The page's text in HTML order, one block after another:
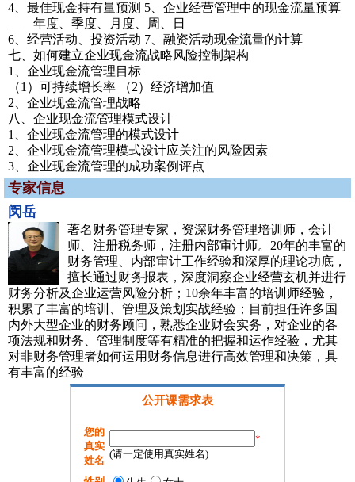
4、最佳现金持有量预测 5、企业经营管理中的现金流量预算
——年度、季度、月度、周、日
6、经营活动、投资活动 7、融资活动现金流量的计算
七、如何建立企业现金流战略风险控制架构
1、企业现金流管理目标
（1）可持续增长率 （2）经济增加值
2、企业现金流管理战略
八、企业现金流管理模式设计
1、企业现金流管理的模式设计
2、企业现金流管理模式设计应关注的风险因素
3、企业现金流管理的成功案例评点
专家信息
闵岳
著名财务管理专家，资深财务管理培训师，会计
师、注册税务师，注册内部审计师。20年的丰富的
财务管理、内部审计工作经验和深厚的理论功底，
擅长通过财务报表，深度洞察企业经营玄机并进行
财务分析及企业运营风险分析；10余年丰富的培训师经验，
积累了丰富的培训、管理及策划实战经验；目前担任许多国
内外大型企业的财务顾问，熟悉企业财会实务，对企业的各
项法规和财务、管理制度等有精准的把握和运作经验，尤其
对非财务管理者如何运用财务信息进行高效管理和决策，具
有丰富的经验
公开课需求表
您的
真实
姓名
*
(请一定使用真实姓名)